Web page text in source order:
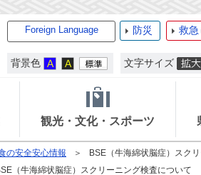
Foreign Language 防災 救急
背景色 文字サイズ
観光・文化・スポーツ
の安全安心情報
BSE（牛海綿状脳症）スク
（牛海綿状脳症）スクリーニング検査について